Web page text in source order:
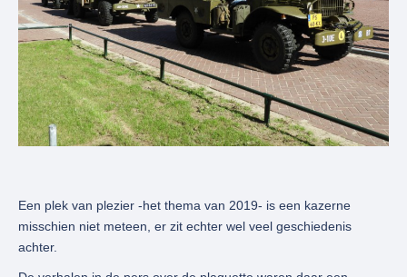
Een plek van plezier -het thema van 2019- is een kazerne
misschien niet meteen, er zit echter wel veel geschiedenis
achter.